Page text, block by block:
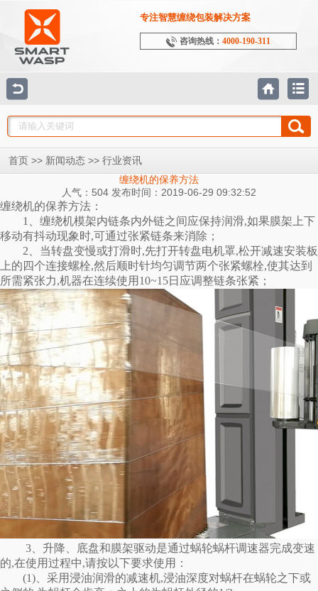
专注智慧缠绕包装解决方案
咨询热线： 4000-190-311
首页 >> 新闻动态 >> 行业资讯
缠绕机的保养方法
人气：504 发布时间：2019-06-29 09:32:52
缠绕机的保养方法：
1、缠绕机模架内链条内外链之间应保持润滑,如果膜架上下
移动有抖动现象时,可通过张紧链条来消除；
2、当转盘变慢或打滑时,先打开转盘电机罩,松开减速安装板
上的四个连接螺栓,然后顺时针均匀调节两个张紧螺栓,使其达到
所需紧张力,机器在连续使用10~15日应调整链条张紧；
3、升降、底盘和膜架驱动是通过蜗轮蜗杆调速器完成变速
的,在使用过程中,请按以下要求使用：
(1)、采用浸油润滑的减速机,浸油深度对蜗杆在蜗轮之下或